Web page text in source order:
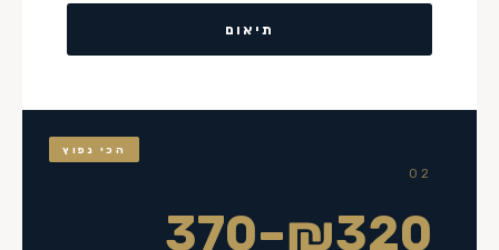
תיאום
הכי נפוץ
02
₪320–370